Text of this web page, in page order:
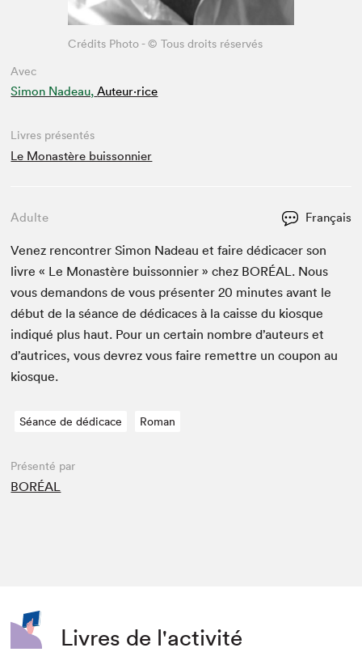
Avec
Simon Nadeau, Auteur·rice
Crédits Photo - © Tous droits réservés
Livres présentés
Le Monastère buissonnier
Adulte Français
Venez ren­con­tr­er Simon Nadeau et faire dédi­cac­er son
livre « Le Monastère buis­son­nier » chez BORÉAL. Nous
vous deman­dons de vous présen­ter20 min­utes avant le
début de la séance de dédi­caces à la caisse du kiosque
indiqué plus haut. Pour un cer­tain nom­bre d’auteurs et
d’autrices, vous devrez vous faire remet­tre un coupon au
kiosque.
Séance de dédicace Roman
Présenté par
BORÉAL
Livres de l'activité